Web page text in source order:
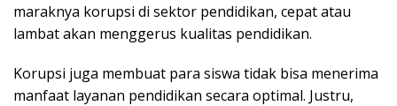
maraknya korupsi di sektor pendidikan, cepat atau
lambat akan menggerus kualitas pendidikan.
Korupsi juga membuat para siswa tidak bisa menerima
manfaat layanan pendidikan secara optimal. Justru,